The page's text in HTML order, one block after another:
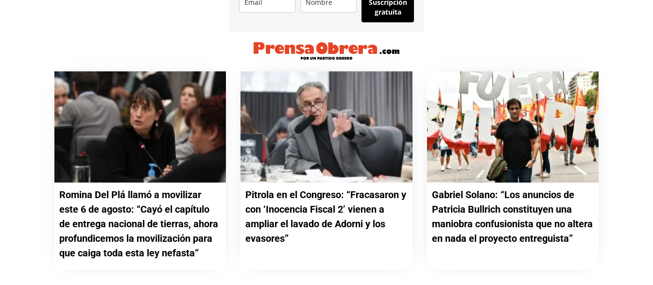
Suscripción
gratuita
Romina Del Plá llamó a movilizar
este 6 de agosto: “Cayó el capítulo
de entrega nacional de tierras, ahora
profundicemos la movilización para
que caiga toda esta ley nefasta”
Pitrola en el Congreso: “Fracasaron y
con ‘Inocencia Fiscal 2’ vienen a
ampliar el lavado de Adorni y los
evasores”
Gabriel Solano: “Los anuncios de
Patricia Bullrich constituyen una
maniobra confusionista que no altera
en nada el proyecto entreguista”